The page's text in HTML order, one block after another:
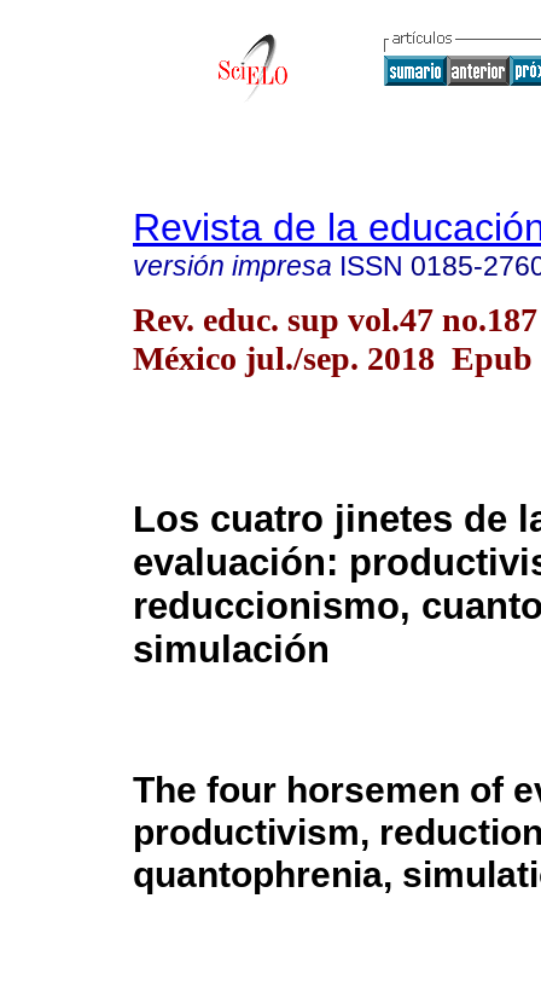
Revista de la
versión impresa ISSN 0185-
Rev. educ. sup vol.47
México jul./sep. 2018 Epub
Los cuatro jinetes de
evaluación:
reduccionismo,
simulación
The four horsemen of
productivism,
quantophrenia,